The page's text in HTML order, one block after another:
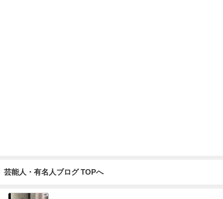
芸能人・有名人ブログ TOPへ